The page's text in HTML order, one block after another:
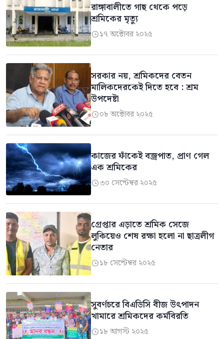
রাঙ্গাবালীতে গাছ থেকে পড়ে
শ্রমিকের মৃত্যু
১৭ অক্টোবর ২০২৫
সরকার নয়, শ্রমিকদের বেতন
মালিকদেরকেই দিতে হবে : শ্রম
উপদেষ্টা
০৮ অক্টোবর ২০২৫
কাজের ফাঁকেই বজ্রপাত, প্রাণ গেল
এক শ্রমিকের
৩০ সেপ্টেম্বর ২০২৫
গ্রেপ্তার এড়াতে শ্রমিক সেজে
লুকিয়েও শেষ রক্ষা হলো না ছাত্রলীগ
নেতার
১৮ সেপ্টেম্বর ২০২৫
সুবর্ণচরে বিএডিসি বীজ উৎপাদন
খামারে শ্রমিকদের কর্মবিরতি
১৮ আগস্ট ২০২৫